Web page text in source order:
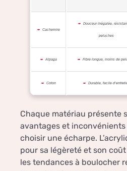
Cachemire
Douceur inégalée,
peluches
Alpaga Fibre longue, moins de
Coton Durable, facile
Chaque matériau présente
avantages et inconvénients
choisir une écharpe.
pour sa légèreté et son
les tendances à boulocher